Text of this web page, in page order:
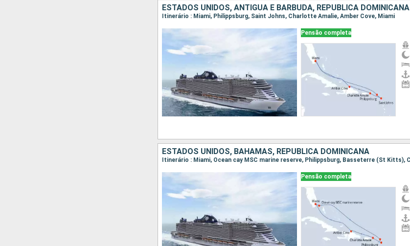
ESTADOS UNIDOS, ANTIGUA E BARBUDA, REPUBLICA DOMINICANA
Itinerário : Miami, Philippsburg, Saint Johns, Charlotte Amalie, Amber Cove, Miami
Pensão completa
ESTADOS UNIDOS, BAHAMAS, REPUBLICA DOMINICANA
Pensão completa